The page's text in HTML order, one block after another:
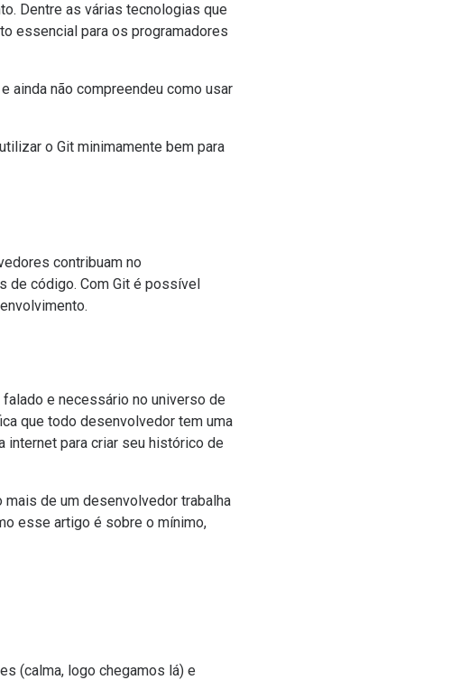
Dentre as várias tecnologias que
essencial para os programadores
ainda não compreendeu como usar
o Git minimamente bem para
contribuam no
de código. Com Git é possível
e necessário no universo de
que todo desenvolvedor tem uma
internet para criar seu histórico de
de um desenvolvedor trabalha
esse artigo é sobre o mínimo,
(calma, logo chegamos lá) e